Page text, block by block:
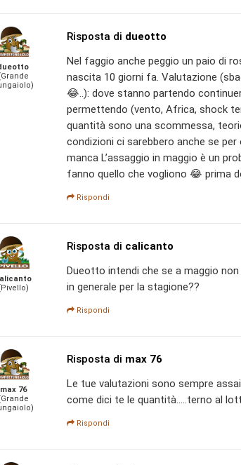
Risposta di dueotto
Nel faggio anche peggio un paio di
nascita 10 giorni fa. Valutazione
😂..): dove stanno partendo
permettendo (vento, Africa, shock
quantità sono una scommessa,
condizioni ci sarebbero anche se per
manca L’assaggio in maggio è un
fanno quello che vogliono 😂 prima
Rispondi
Risposta di calicanto
Dueotto intendi che se a maggio
in generale per la stagione??
Rispondi
max 76
Risposta di max 76
Le tue valutazioni sono sempre
come dici te le quantità.....terno al
Rispondi